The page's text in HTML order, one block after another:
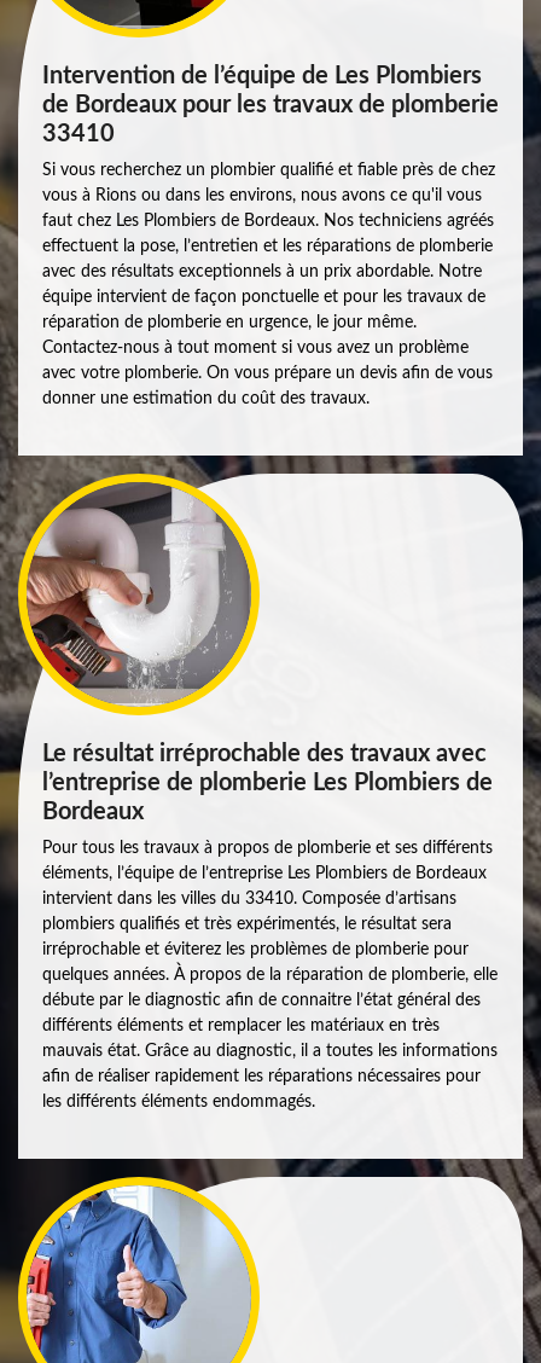
Intervention de l’équipe de Les Plombiers
de Bordeaux pour les travaux de plomberie
33410
Si vous recherchez un plombier qualifié et fiable près de chez
vous à Rions ou dans les environs, nous avons ce qu'il vous
faut chez Les Plombiers de Bordeaux. Nos techniciens agréés
effectuent la pose, l’entretien et les réparations de plomberie
avec des résultats exceptionnels à un prix abordable. Notre
équipe intervient de façon ponctuelle et pour les travaux de
réparation de plomberie en urgence, le jour même.
Contactez-nous à tout moment si vous avez un problème
avec votre plomberie. On vous prépare un devis afin de vous
donner une estimation du coût des travaux.
Le résultat irréprochable des travaux avec
l’entreprise de plomberie Les Plombiers de
Bordeaux
Pour tous les travaux à propos de plomberie et ses différents
éléments, l’équipe de l’entreprise Les Plombiers de Bordeaux
intervient dans les villes du 33410. Composée d’artisans
plombiers qualifiés et très expérimentés, le résultat sera
irréprochable et éviterez les problèmes de plomberie pour
quelques années. À propos de la réparation de plomberie, elle
débute par le diagnostic afin de connaitre l’état général des
différents éléments et remplacer les matériaux en très
mauvais état. Grâce au diagnostic, il a toutes les informations
afin de réaliser rapidement les réparations nécessaires pour
les différents éléments endommagés.